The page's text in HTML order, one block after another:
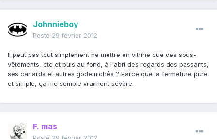
Johnnieboy
Posté 29 février 2012
Il peut pas tout simplement ne mettre en vitrine que des sous-
vêtements, etc et puis au fond, à l'abri des regards des passants,
ses canards et autres godemichés ? Parce que la fermeture pure
et simple, ça me semble vraiment sévère.
F. mas